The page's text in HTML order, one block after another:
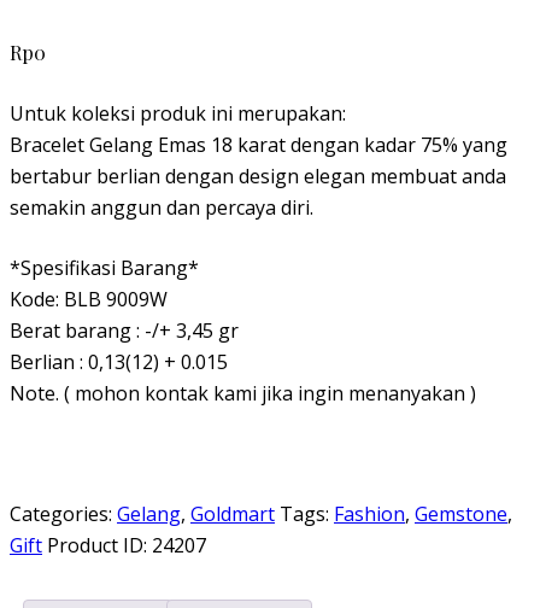
Rp0
Untuk koleksi produk ini merupakan:
Bracelet Gelang Emas 18 karat dengan kadar 75% yang
bertabur berlian dengan design elegan membuat anda
semakin anggun dan percaya diri.
*Spesifikasi Barang*
Kode: BLB 9009W
Berat barang : -/+ 3,45 gr
Berlian : 0,13(12) + 0.015
Note. ( mohon kontak kami jika ingin menanyakan )
Categories: Gelang, Goldmart Tags: Fashion, Gemstone,
Gift Product ID: 24207